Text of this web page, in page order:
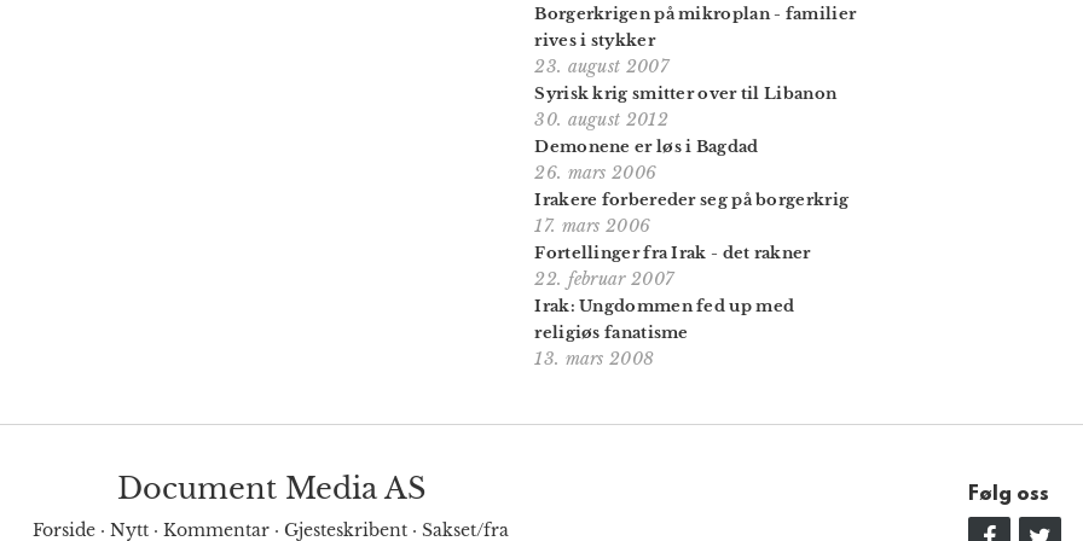
Borgerkrigen på mikroplan - familier
rives i stykker
23. august 2007
Syrisk krig smitter over til Libanon
30. august 2012
Demonene er løs i Bagdad
26. mars 2006
Irakere forbereder seg på borgerkrig
17. mars 2006
Fortellinger fra Irak - det rakner
22. februar 2007
Irak: Ungdommen fed up med
religiøs fanatisme
13. mars 2008
Document Media AS
Forside · Nytt · Kommentar · Gjesteskribent · Sakset/fra
Følg oss